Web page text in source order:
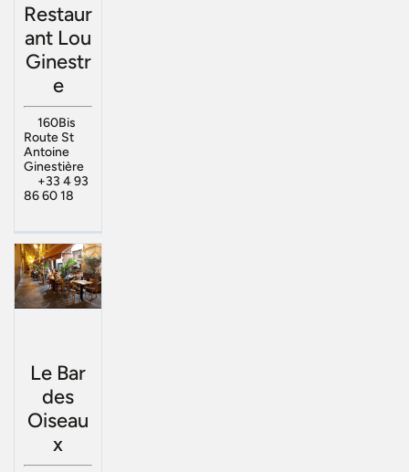
Restaur
ant Lou
Ginestr
e
160Bis
Route St
Antoine
Ginestière
+33 4 93
86 60 18
Le Bar
des
Oiseau
x